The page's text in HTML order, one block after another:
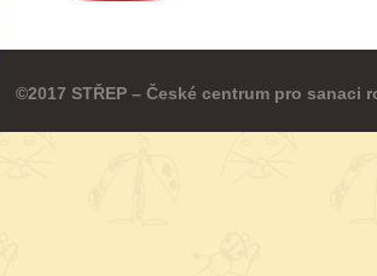
©2017 STŘEP – České centrum pro sanaci